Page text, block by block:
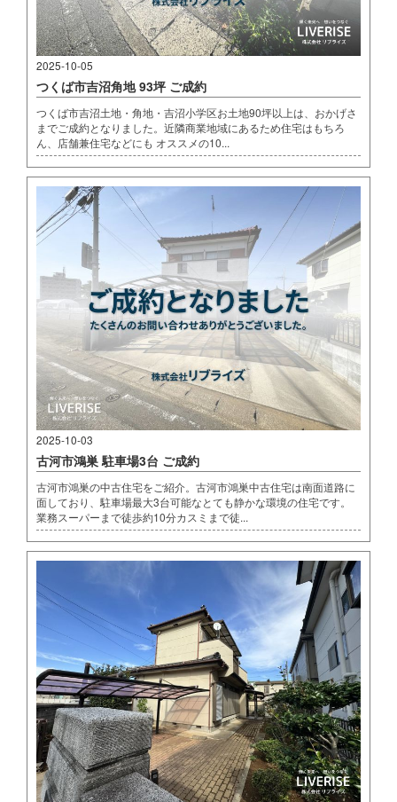
2025-10-05
つくば市吉沼角地 93坪 ご成約
つくば市吉沼土地・角地・吉沼小学区お土地90坪以上は、おかげさ
までご成約となりました。近隣商業地域にあるため住宅はもちろ
ん、店舗兼住宅などにも オススメの10...
2025-10-03
古河市鴻巣 駐車場3台 ご成約
古河市鴻巣の中古住宅をご紹介。古河市鴻巣中古住宅は南面道路に
面しており、駐車場最大3台可能なとても静かな環境の住宅です。
業務スーパーまで徒歩約10分カスミまで徒...